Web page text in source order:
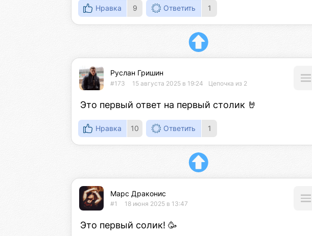
Нравка 9 Ответить 1
Руслан Гришин
#173 15 августа 2025 в 19:24 Цепочка из 2
Это первый ответ на первый столик 🤘
Нравка 10 Ответить 1
Марс Драконис
#1 18 июня 2025 в 13:47
Это первый солик! 🥳